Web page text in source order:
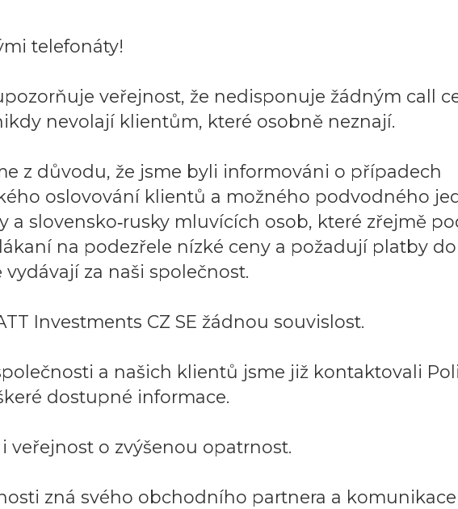
telefonáty!
veřejnost, že nedisponuje žádným call
nevolají klientům, které osobně neznají.
z důvodu, že jsme byli informováni o případech
oslovování klientů a možného podvodného
a slovensko‑rusky mluvících osob, které zřejmě
na podezřele nízké ceny a požadují platby
za naši společnost.
Investments CZ SE žádnou souvislost.
a našich klientů jsme již kontaktovali
dostupné informace.
veřejnost o zvýšenou opatrnost.
zná svého obchodního partnera a